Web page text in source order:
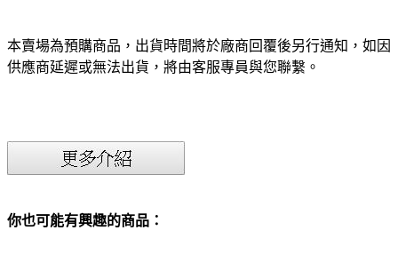
本賣場為預購商品，出貨時間將於廠商回覆後另行通知，如因
供應商延遲或無法出貨，將由客服專員與您聯繫。
你也可能有興趣的商品：